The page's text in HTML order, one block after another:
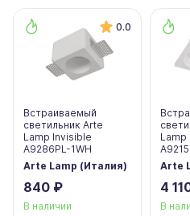
0.0
Встраиваемый
светильник Arte
Lamp Invisible
A9286PL-1WH
Arte Lamp (Италия)
840 ₽
В наличии
Lamp
Arte
4
В